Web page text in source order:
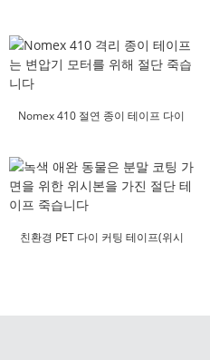
Nomex 410 절연 종이 테이프 다이
친환경 PET 다이 커팅 테이프(위시